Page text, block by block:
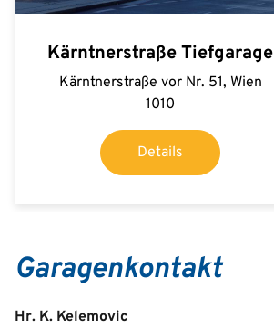
Kärntnerstraße Tiefgarage
Kärntnerstraße vor Nr. 51, Wien
1010
Details
Garagenkontakt
Hr. K. Kelemovic